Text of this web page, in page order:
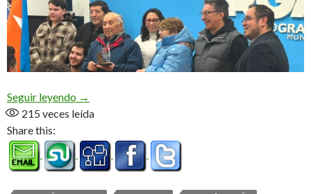
Seguir leyendo Llegan las verificaciones (Audio)
→
215 veces leída
Share this: